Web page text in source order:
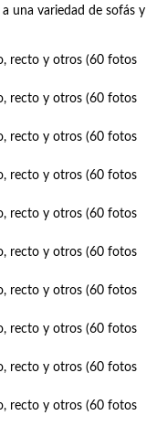
una variedad de sofás y